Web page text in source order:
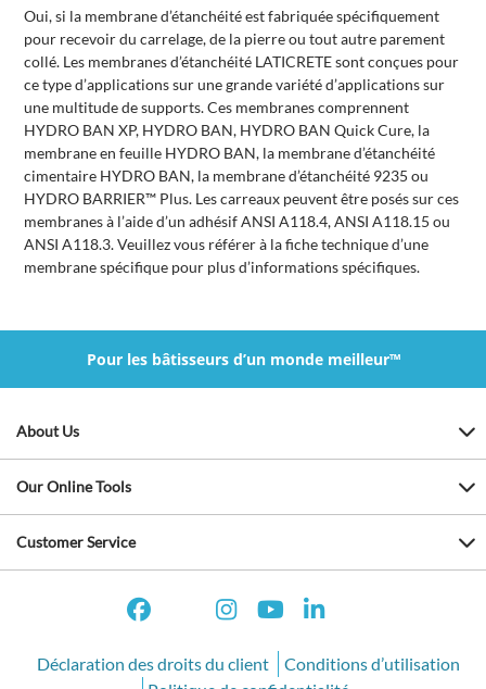
Oui, si la membrane d’étanchéité est fabriquée spécifiquement
pour recevoir du carrelage, de la pierre ou tout autre parement
collé. Les membranes d’étanchéité LATICRETE sont conçues pour
ce type d’applications sur une grande variété d’applications sur
une multitude de supports. Ces membranes comprennent
HYDRO BAN XP, HYDRO BAN, HYDRO BAN Quick Cure, la
membrane en feuille HYDRO BAN, la membrane d’étanchéité
cimentaire HYDRO BAN, la membrane d’étanchéité 9235 ou
HYDRO BARRIER™ Plus. Les carreaux peuvent être posés sur ces
membranes à l’aide d’un adhésif ANSI A118.4, ANSI A118.15 ou
ANSI A118.3. Veuillez vous référer à la fiche technique d’une
membrane spécifique pour plus d’informations spécifiques.
Pour les bâtisseurs d’un monde meilleur™
About Us
Our Online Tools
Customer Service
Déclaration des droits du client
Conditions d’utilisation